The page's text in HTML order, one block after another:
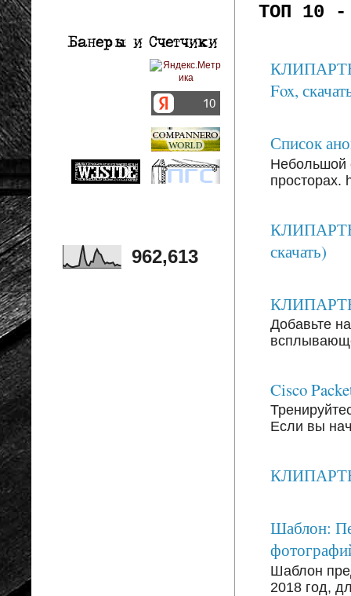
ТОП 10 -
КЛИПАРТЫ:
Fox,
Список
Небольшой
просторах.
скачать)
КЛИПАРТЫ:
Добавьте
Cisco
Если вы
КЛИПАРТЫ:
Шаблон:
Шаблон
2018 год,
962,613